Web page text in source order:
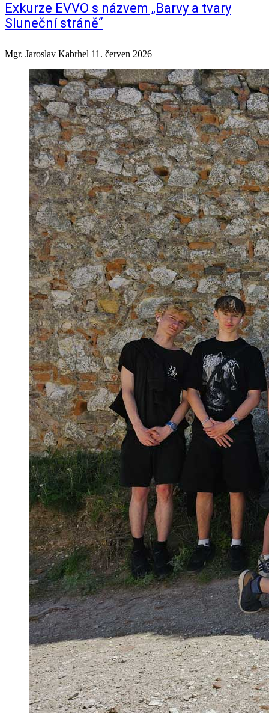
Exkurze EVVO s názvem „Barvy a tvary
Sluneční stráně“
Mgr. Jaroslav Kabrhel 11. červen 2026